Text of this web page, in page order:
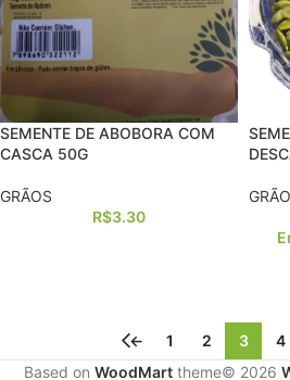
SEMENTE DE ABOBORA COM
CASCA 50G
GRÃOS
R$3.30
← 1 2 3 4
Based on WoodMarttheme© 2026